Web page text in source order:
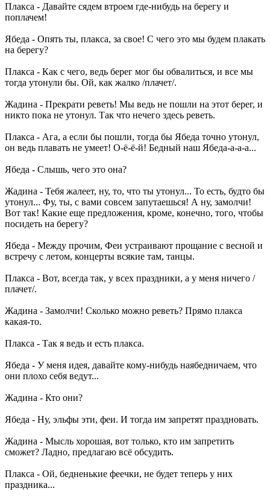
Плакса - Давайте сядем втроем где-нибудь на берегу и
поплачем!
Ябеда - Опять ты, плакса, за свое! С чего это мы будем плакать
на берегу?
Плакса - Как с чего, ведь берег мог бы обвалиться, и все мы
тогда утонули бы. Ой, как жалко /плачет/.
Жадина - Прекрати реветь! Мы ведь не пошли на этот берег, и
никто пока не утонул. Так что нечего здесь реветь.
Плакса - Ага, а если бы пошли, тогда бы Ябеда точно утонул,
он ведь плавать не умеет! О-ё-ё-й! Бедный наш Ябеда-а-а-а...
Ябеда - Слышь, чего это она?
Жадина - Тебя жалеет, ну, то, что ты утонул... То есть, будто бы
утонул... Фу, ты, с вами совсем запутаешься! А ну, замолчи!
Вот так! Какие еще предложения, кроме, конечно, того, чтобы
посидеть на берегу?
Ябеда - Между прочим, Феи устраивают прощание с весной и
встречу с летом, концерты всякие там, танцы.
Плакса - Вот, всегда так, у всех праздники, а у меня ничего /
плачет/.
Жадина - Замолчи! Сколько можно реветь? Прямо плакса
какая-то.
Плакса - Так я ведь и есть плакса.
Ябеда - У меня идея, давайте кому-нибудь наябедничаем, что
они плохо себя ведут...
Жадина - Кто они?
Ябеда - Ну, эльфы эти, феи. И тогда им запретят праздновать.
Жадина - Мысль хорошая, вот только, кто им запретить
сможет? Ладно, предлагаю всё обсудить.
Плакса - Ой, бедненькие феечки, не будет теперь у них
праздника...